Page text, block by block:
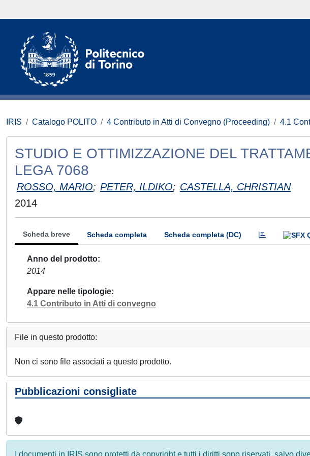
IRIS Catalogo POLITO 4 Contributo in Atti di Convegno (Proceeding) 4.1
STUDIO E OTTIMIZZAZIONE DEL
LEGA 7068
ROSSO, MARIO; PETER, ILDIKO; CASTELLA, CHRISTIAN
2014
Scheda breve Scheda completa Scheda completa (DC)
Anno del prodotto
2014
Appare nelle tipologie
4.1 Contributo in Atti di convegno
File in questo prodotto:
Non ci sono file associati a questo prodotto.
Pubblicazioni consigliate
I documenti in IRIS sono protetti da copyright e tutti i diritti sono riservati, salvo